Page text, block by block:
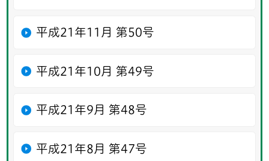
平成21年11月 第50号
平成21年10月 第49号
平成21年9月 第48号
平成21年8月 第47号